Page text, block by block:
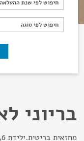
חיפוש לפי שנת ההעלאה
חיפוש לפי סוגה
חיפוש לפי סוגה
בריוני